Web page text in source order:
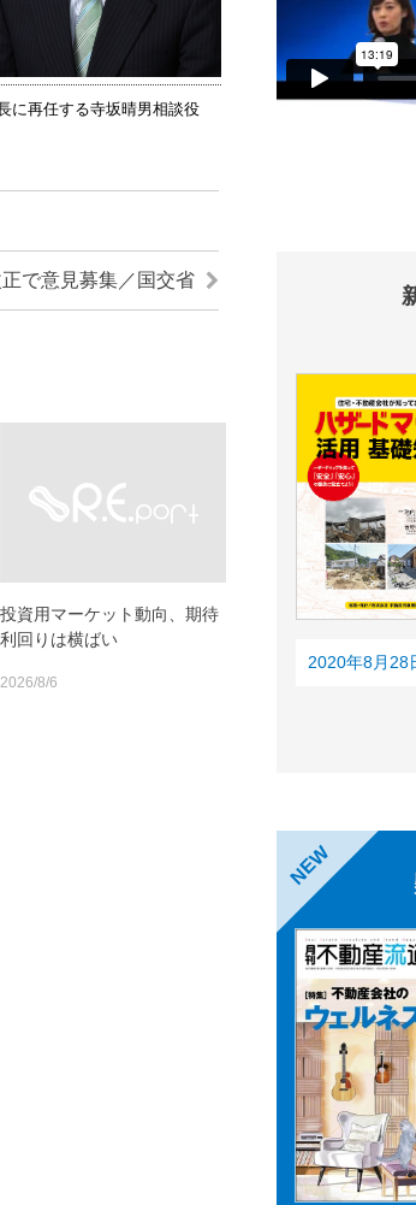
に再任する寺坂晴男相談役
で意見募集／国交省
投資用マーケット動向、期待
利回りは横ばい
2026/8/6
2020年8月28
NEW